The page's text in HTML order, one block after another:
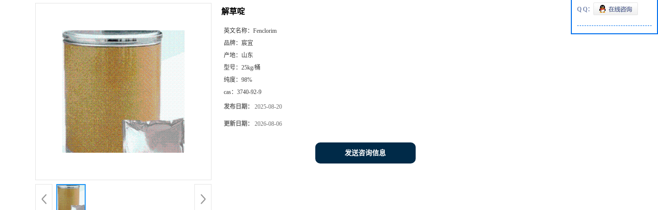
解草啶
英文名称： Fenclorim
品牌： 宸宜
产地： 山东
型号： 25kg/桶
纯度： 98%
cas： 3740-92-9
发布日期： 2025-08-20
更新日期： 2026-08-06
发送咨询信息
Q Q：